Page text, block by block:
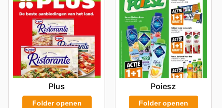
Plus
Folder openen
Poiesz
Folder openen